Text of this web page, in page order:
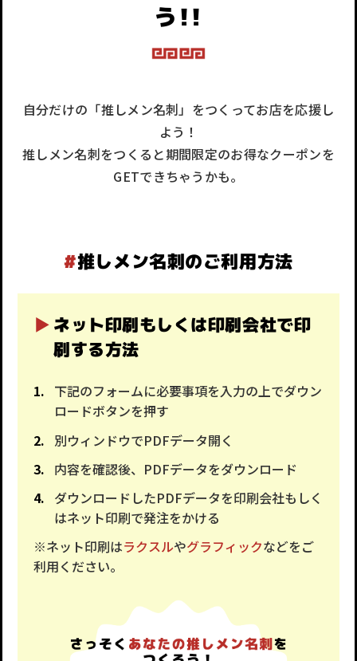
う!!
自分だけの「推しメン名刺」をつくってお店を応援し
よう！
推しメン名刺をつくると期間限定のお得なクーポンを
GETできちゃうかも。
#推しメン名刺のご利用方法
ネット印刷もしくは印刷会社で印
刷する方法
下記のフォームに必要事項を入力の上でダウン
ロードボタンを押す
別ウィンドウでPDFデータ開く
内容を確認後、PDFデータをダウンロード
ダウンロードしたPDFデータを印刷会社もしく
はネット印刷で発注をかける
※ネット印刷はラクスルやグラフィックなどをご
利用ください。